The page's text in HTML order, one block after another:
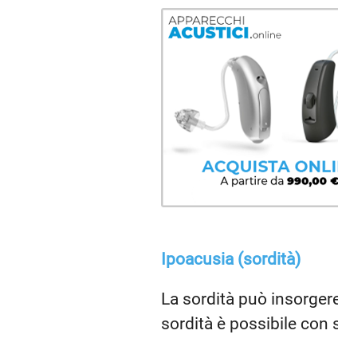
Ipoacusia (sordità)
La sordità può
sordità è possibile con